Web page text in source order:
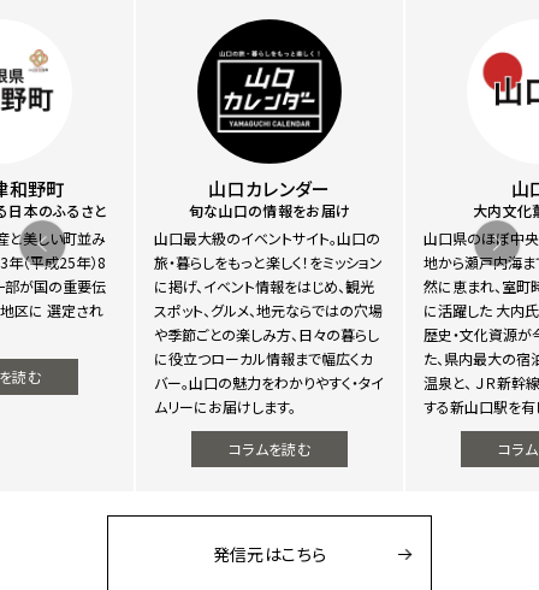
和野町
日本のふるさと
と美しい町並み
年（平成25年）8
部が国の重要伝
区に 選定され
読む
山口カレンダー
旬な山口の情報をお届け
山口最大級のイベントサイト。山口の
旅・暮らしをもっと楽しく！をミッション
に掲げ、イベント情報をはじめ、観光
スポット、グルメ、地元ならではの穴場
や季節ごとの楽しみ方、日々の暮らし
に役立つローカル情報まで幅広くカ
バー。山口の魅力をわかりやすく・タイ
ムリーにお届けします。
コラムを読む
山
大内文化
山口県のほぼ中
地から瀬戸内海
然に恵まれ、室
に活躍した 大内
歴史・文化資源が
た、県内最大の
温泉と、 ＪＲ新幹
する新山口駅を有
コラ
発信元はこちら